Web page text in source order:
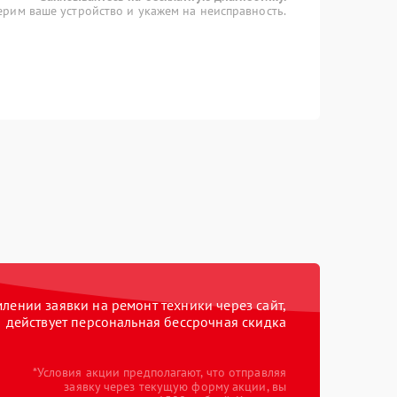
ваше устройство и укажем на неисправность.
заявки на ремонт техники через сайт,
действует персональная бессрочная скидка
*Условия акции предполагают, что отправляя
заявку через текущую форму акции, вы